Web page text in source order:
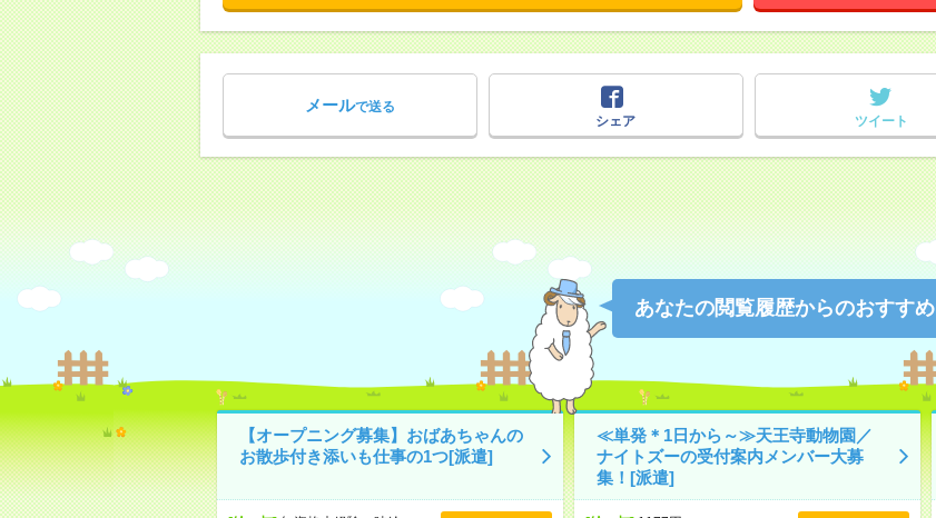
メールで送る
シェア
ツイート
あなたの閲覧履歴からのおすすめ
【オープニング募集】おばあちゃんの
お散歩付き添いも仕事の1つ[派遣]
≪単発＊1日から～≫天王寺動物園／
ナイトズーの受付案内メンバー大募
集！[派遣]